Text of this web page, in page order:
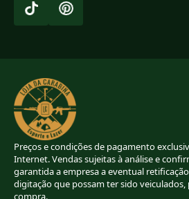
Preços e condições de pagamento
Internet. Vendas sujeitas à análise e
garantida a empresa a eventual
digitação que possam ter sido
compra.